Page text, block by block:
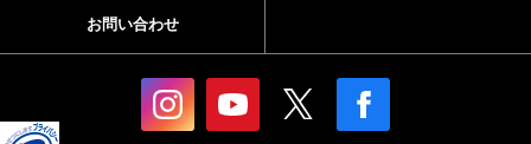
お問い合わせ